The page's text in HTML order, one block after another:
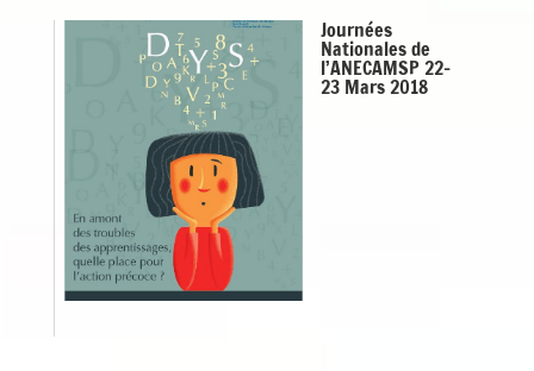
Journées
Nationales de
l’ANECAMSP 22-
23 Mars 2018